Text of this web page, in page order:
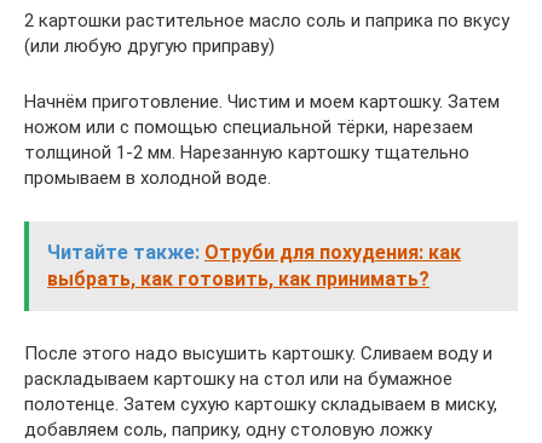
2 картошки растительное масло соль и паприка по вкусу
(или любую другую приправу)
Начнём приготовление. Чистим и моем картошку. Затем
ножом или с помощью специальной тёрки, нарезаем
толщиной 1-2 мм. Нарезанную картошку тщательно
промываем в холодной воде.
Читайте также: Отруби для похудения: как
выбрать, как готовить, как принимать?
После этого надо высушить картошку. Сливаем воду и
раскладываем картошку на стол или на бумажное
полотенце. Затем сухую картошку складываем в миску,
добавляем соль, паприку, одну столовую ложку